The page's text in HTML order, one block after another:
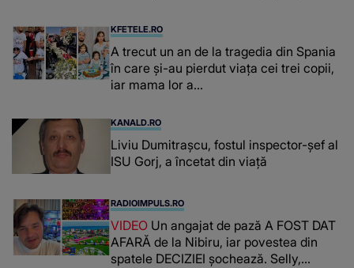
KFETELE.RO
A trecut un an de la tragedia din Spania
în care și-au pierdut viața cei trei copii,
iar mama lor a…
KANALD.RO
Liviu Dumitrașcu, fostul inspector-șef al
ISU Gorj, a încetat din viață
RADIOIMPULS.RO
VIDEO Un angajat de pază A FOST DAT
AFARĂ de la Nibiru, iar povestea din
spatele DECIZIEI șochează. Selly,